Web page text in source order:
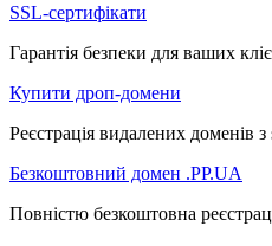
SSL-сертифікати
Гарантія безпеки для ваших
Купити дроп-домени
Реєстрація видалених доменів
Безкоштовний домен .PP.UA
Повністю безкоштовна